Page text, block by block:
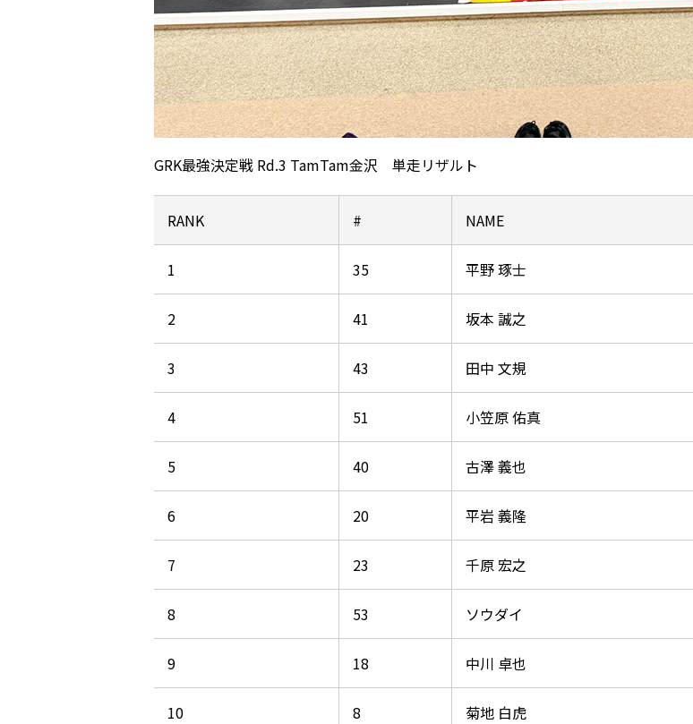
GRK最強決定戦 Rd.3 TamTam金沢 単走リザルト
RANK # NAME
1 35 平野 琢士
2 41 坂本 誠之
3 43 田中 文規
4 51 小笠原 佑真
5 40 古澤 義也
6 20 平岩 義隆
7 23 千原 宏之
8 53 ソウダイ
9 18 中川 卓也
10 8 菊地 白虎